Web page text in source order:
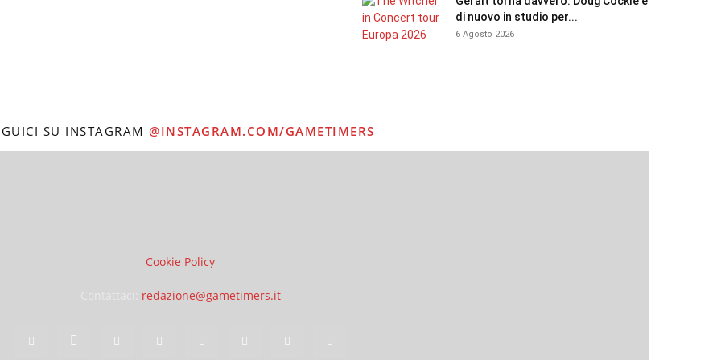
di nuovo in studio per...
6 Agosto 2026
SU INSTAGRAM @INSTAGRAM.COM/GAMETIMERS
Cookie Policy
redazione@gametimers.it